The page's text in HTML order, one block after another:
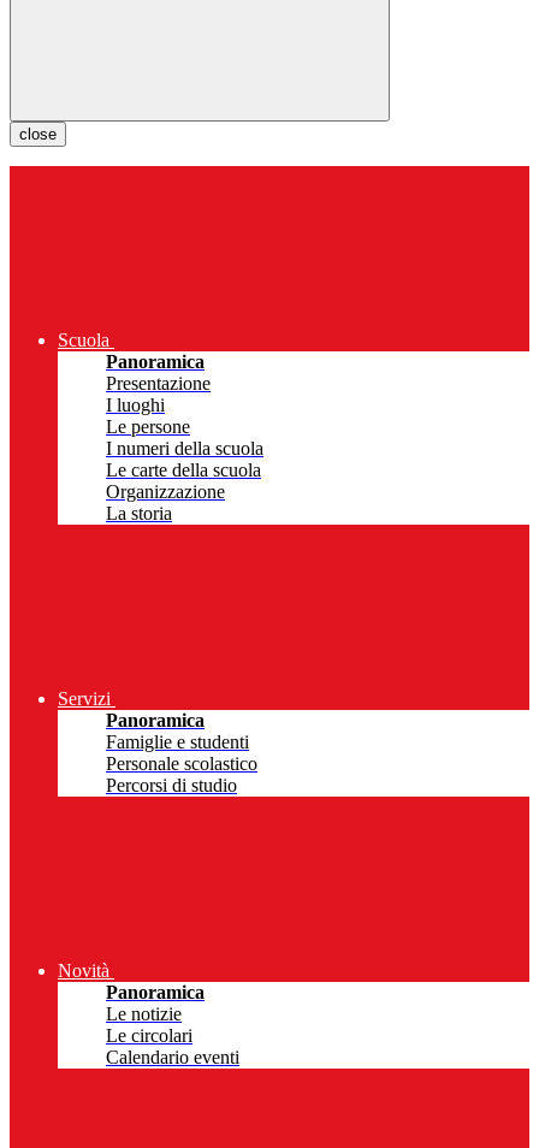
close
Scuola
Panoramica
Presentazione
I luoghi
Le persone
I numeri della scuola
Le carte della scuola
Organizzazione
La storia
Servizi
Panoramica
Famiglie e studenti
Personale scolastico
Percorsi di studio
Novità
Panoramica
Le notizie
Le circolari
Calendario eventi